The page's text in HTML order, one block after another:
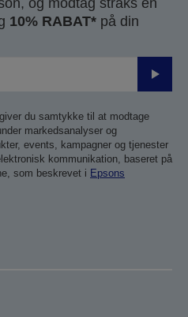
og modtag straks en
10% RABAT* på din
Send
du samtykke til at modtage
markedsanalyser og
events, kampagner og tjenester
kommunikation, baseret på
som beskrevet i Epsons